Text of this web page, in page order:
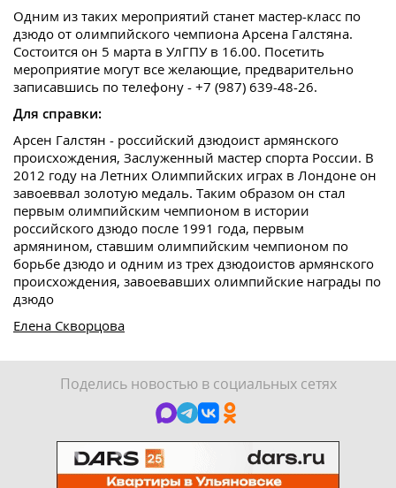
Одним из таких мероприятий станет мастер-класс по
дзюдо от олимпийского чемпиона Арсена Галстяна.
Состоится он 5 марта в УлГПУ в 16.00. Посетить
мероприятие могут все желающие, предварительно
записавшись по телефону - +7 (987) 639-48-26.
Для справки:
Арсен Галстян - российский дзюдоист армянского
происхождения, Заслуженный мастер спорта России. В
2012 году на Летних Олимпийских играх в Лондоне он
завоеввал золотую медаль. Таким образом он стал
первым олимпийским чемпионом в истории
российского дзюдо после 1991 года, первым
армянином, ставшим олимпийским чемпионом по
борьбе дзюдо и одним из трех дзюдоистов армянского
происхождения, завоевавших олимпийские награды по
дзюдо
Елена Скворцова
Поделись новостью в социальных сетях